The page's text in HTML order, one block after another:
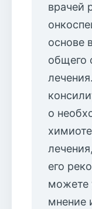
врачей
основе
общего
о
его
можете
мнение